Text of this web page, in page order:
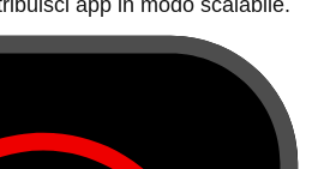
app in modo scalabile.